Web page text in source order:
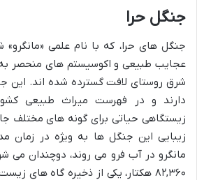
جنگل حرا
جنگل های حرا، که با نام علمی «مانگرو»
عجایب طبیعی و اکوسیستم های منحصر به
شرق روستای لافت گسترده شده اند. این
دارند و در فهرست میراث طبیعی
زیستگاهی حیاتی برای گونه های مختلف
زیبایی این جنگل ها به ویژه در زمان
مانگرو در آب فرو می روند، دوچندان می
۸۲,۳۶۰ هکتار، یکی از ذخیره گاه های